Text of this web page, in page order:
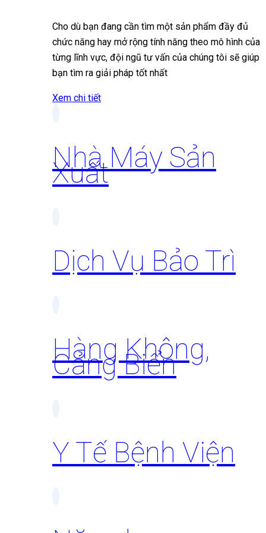
Cho dù bạn đang cần tìm một sản phẩm đầy đủ
chức năng hay mở rộng tính năng theo mô hình của
từng lĩnh vực, đội ngũ tư vấn của chúng tôi sẽ giúp
bạn tìm ra giải pháp tốt nhất
Xem chi tiết
Nhà Máy Sản
Xuất
Dịch Vụ Bảo Trì
Hàng Không,
Cảng Biển
Y Tế Bệnh Viện